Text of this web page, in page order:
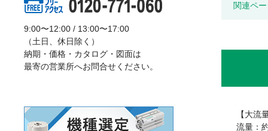
関連ペ
【大流
流量：
9:00〜12:00 / 13:00〜17:00
（土日、休日除く）
納期・価格・カタログ・図面は
最寄の営業所へお問合せください。